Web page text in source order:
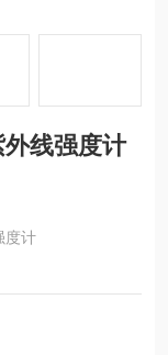
线强度计
度计